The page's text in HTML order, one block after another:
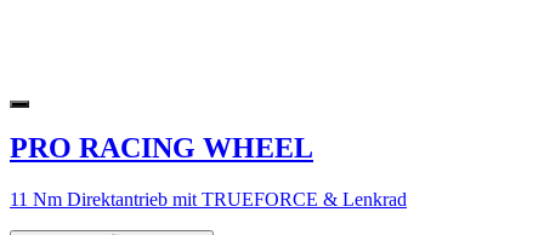
PRO RACING WHEEL
11 Nm Direktantrieb mit TRUEFORCE & Lenkrad